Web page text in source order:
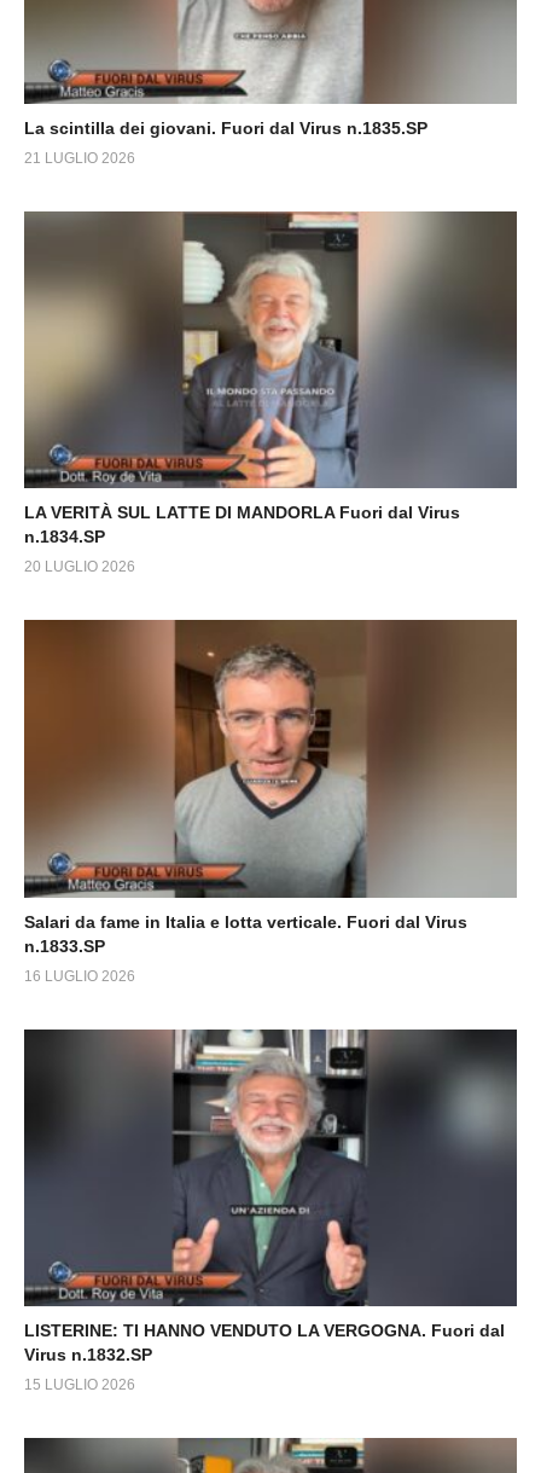
La scintilla dei giovani. Fuori dal Virus n.1835.SP
21 LUGLIO 2026
LA VERITÀ SUL LATTE DI MANDORLA Fuori dal Virus
n.1834.SP
20 LUGLIO 2026
Salari da fame in Italia e lotta verticale. Fuori dal Virus
n.1833.SP
16 LUGLIO 2026
LISTERINE: TI HANNO VENDUTO LA VERGOGNA. Fuori dal
Virus n.1832.SP
15 LUGLIO 2026